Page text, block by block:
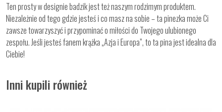
Ten prosty w designie badzik jest też naszym rodzimym produktem.
Niezależnie od tego gdzie jesteś i co masz na sobie – ta pinezka może Ci
zawsze towarzyszyć i przypominać o miłości do Twojego ulubionego
zespołu. Jeśli jesteś fanem krążka „Azja i Europa”, to ta pina jest idealna dla
Ciebie!
Inni kupili również